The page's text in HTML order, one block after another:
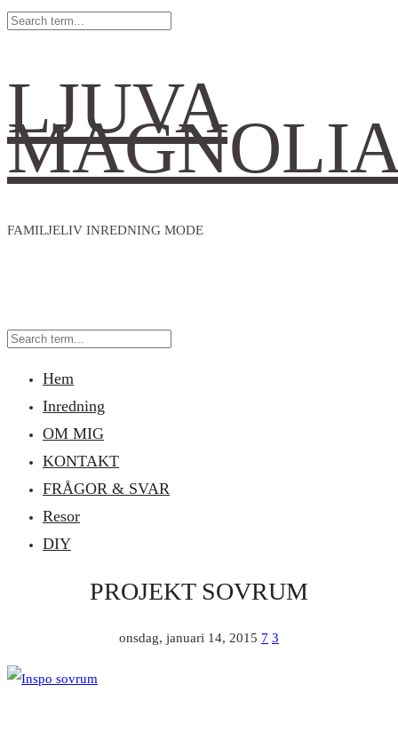
LJUVA
FAMILJELIV INREDNING MODE
Hem
Inredning
OM MIG
KONTAKT
FRÅGOR & SVAR
Resor
DIY
PROJEKT SOVRUM
onsdag, januari 14, 2015 7 3